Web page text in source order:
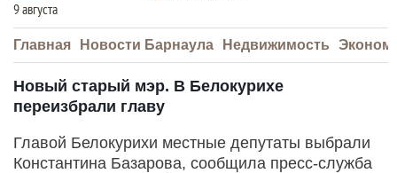
9 августа
Главная Новости Барнаула Недвижимость
Новый старый мэр. В Белокурихе
переизбрали главу
Главой Белокурихи местные депутаты выбрали
Константина Базарова, сообщила пресс-служба